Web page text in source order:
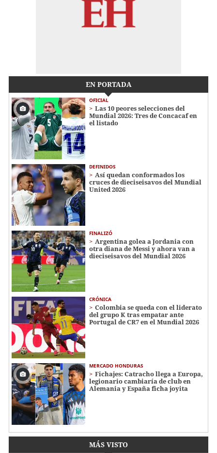
EN PORTADA
OFICIAL
Las 10 peores selecciones del
Mundial 2026: Tres de Concacaf en
el listado
DEFINIDOS
Así quedan conformados los
cruces de dieciseisavos del Mundial
United 2026
FINALIZÓ
Argentina golea a Jordania con
otra diana de Messi y ahora van a
dieciseisavos del Mundial 2026
CRÓNICA
Colombia se queda con el liderato
del grupo K tras empatar ante
Portugal de CR7 en el Mundial 2026
MERCADO HONDURAS
Fichajes: Catracho llega a Europa,
legionario cambiaría de club en
Alemania y España ficha joyita
MÁS VISTO